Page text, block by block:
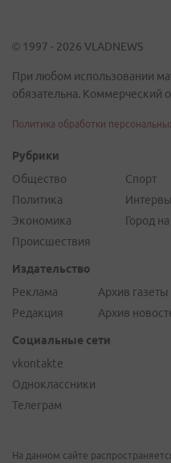
© 1997 - 2026 VLADNEWS
При любом использовании
обязательна. Коммерческий
Политика обработки
Рубрики
Общество
Политика
Экономика
Происшествия
Спорт
Город
Издательство
Реклама
Редакция
Архив
Архив
Социальные сети
vkontakte
Одноклассники
Телеграм
На данном сайте